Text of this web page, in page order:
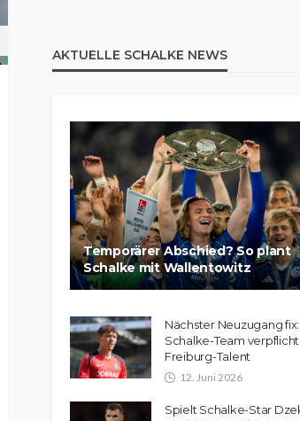
AKTUELLE SCHALKE NEWS
Temporärer Abschied? So plant
Schalke mit Wallentowitz
Nächster Neuzugang fix:
Schalke-Team
Freiburg-Talent
12. Juni 2026
Spielt Schalke-Star